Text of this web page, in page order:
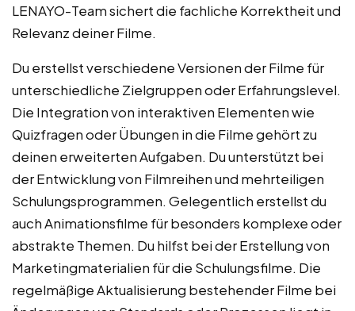
LENAYO-Team sichert die fachliche Korrektheit und
Relevanz deiner Filme.
Du erstellst verschiedene Versionen der Filme für
unterschiedliche Zielgruppen oder Erfahrungslevel.
Die Integration von interaktiven Elementen wie
Quizfragen oder Übungen in die Filme gehört zu
deinen erweiterten Aufgaben. Du unterstützt bei
der Entwicklung von Filmreihen und mehrteiligen
Schulungsprogrammen. Gelegentlich erstellst du
auch Animationsfilme für besonders komplexe oder
abstrakte Themen. Du hilfst bei der Erstellung von
Marketingmaterialien für die Schulungsfilme. Die
regelmäßige Aktualisierung bestehender Filme bei